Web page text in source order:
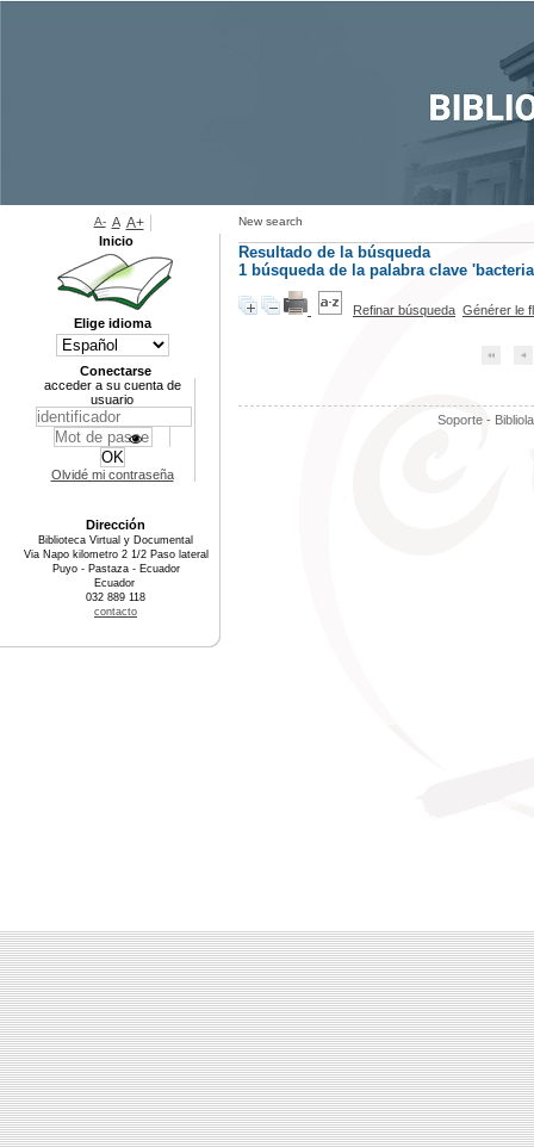
New search
Resultado de la búsqueda
1 búsqueda de la palabra clave
Refinar búsqueda Générer le
Soporte -
A- A A+
Inicio
Elige idioma
Conectarse
acceder a su cuenta de
usuario
Olvidé mi contraseña
Dirección
Biblioteca Virtual y Documental
Via Napo kilometro 2 1/2 Paso lateral
Puyo - Pastaza - Ecuador
Ecuador
032 889 118
contacto